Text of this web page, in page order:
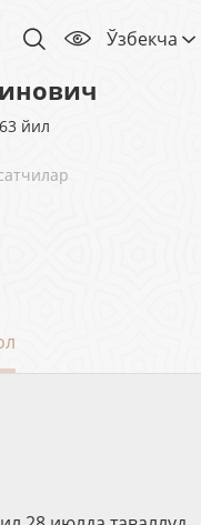
Ўзбекча
йил